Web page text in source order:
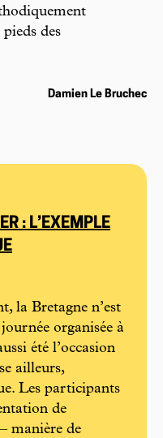
des
Damien Le Bruchec
: L’EXEMPLE
la Bretagne n’est
organisée à
été l’occasion
ailleurs,
Les participants
de
manière de